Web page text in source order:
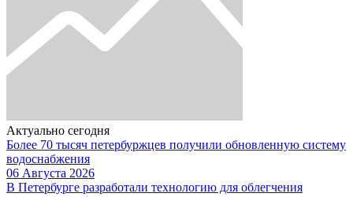
Актуально сегодня
Более 70 тысяч петербуржцев получили обновленную систему
водоснабжения
06 Августа 2026
В Петербурге разработали технологию для облегчения